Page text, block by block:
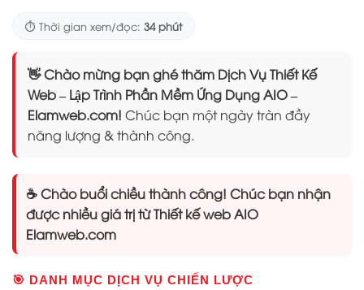
⏱️ Thời gian xem/đọc: 34 phút
👋 Chào mừng bạn ghé thăm Dịch Vụ Thiết Kế
Web – Lập Trình Phần Mềm Ứng Dụng AIO –
Elamweb.com! Chúc bạn một ngày tràn đầy
năng lượng & thành công.
☕ Chào buổi chiều thành công! Chúc bạn nhận
được nhiều giá trị từ Thiết kế web AIO
Elamweb.com
🎯 DANH MỤC DỊCH VỤ CHIẾN LƯỢC